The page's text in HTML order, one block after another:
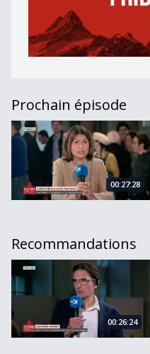
Prochain épisode
Résultats des élections
00:27:28
Recommandations
Fédérales 2023 / Fribourg
00:26:24